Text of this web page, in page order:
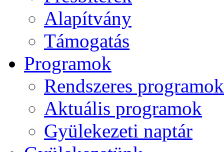
Alapítvány
Támogatás
Programok
Rendszeres programok
Aktuális programok
Gyülekezeti naptár